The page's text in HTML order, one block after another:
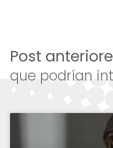
Post
que podrían